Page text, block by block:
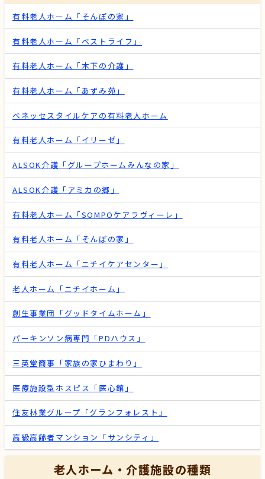
有料老人ホーム「そんぽの家」
有料老人ホーム「ベストライフ」
有料老人ホーム「木下の介護」
有料老人ホーム「あずみ苑」
ベネッセスタイルケアの有料老人ホーム
有料老人ホーム「イリーゼ」
ALSOK介護「グループホームみんなの家」
ALSOK介護「アミカの郷」
有料老人ホーム「SOMPOケアラヴィーレ」
有料老人ホーム「そんぽの家」
有料老人ホーム「ニチイケアセンター」
老人ホーム「ニチイホーム」
創生事業団「グッドタイムホーム」
パーキンソン病専門「PDハウス」
三英堂商事「家族の家ひまわり」
医療施設型ホスピス「医心館」
住友林業グループ「グランフォレスト」
高級高齢者マンション「サンシティ」
老人ホーム・介護施設の種類